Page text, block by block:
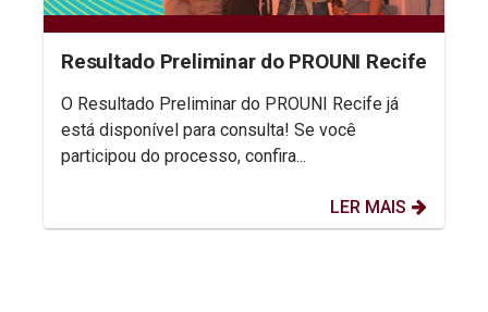
Resultado Preliminar do PROUNI Recife
O Resultado Preliminar do PROUNI Recife já
está disponível para consulta! Se você
participou do processo, confira...
LER MAIS